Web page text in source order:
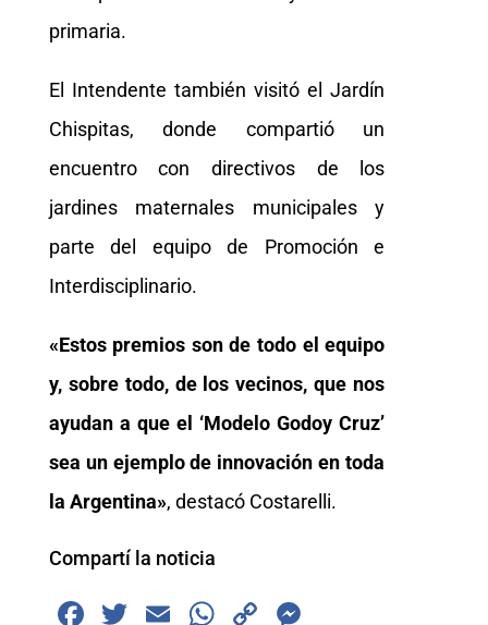
primaria.
El Intendente también visitó el Jardín
Chispitas, donde compartió un
encuentro con directivos de los
jardines maternales municipales y
parte del equipo de Promoción e
Interdisciplinario.
«Estos premios son de todo el equipo
y, sobre todo, de los vecinos, que nos
ayudan a que el ‘Modelo Godoy Cruz’
sea un ejemplo de innovación en toda
la Argentina», destacó Costarelli.
Compartí la noticia
F
T
E
W
C